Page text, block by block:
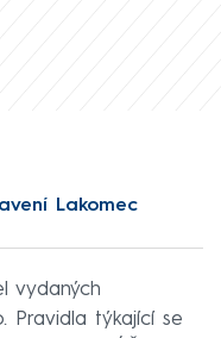
Lakomec
vydaných
Pravidla týkající se